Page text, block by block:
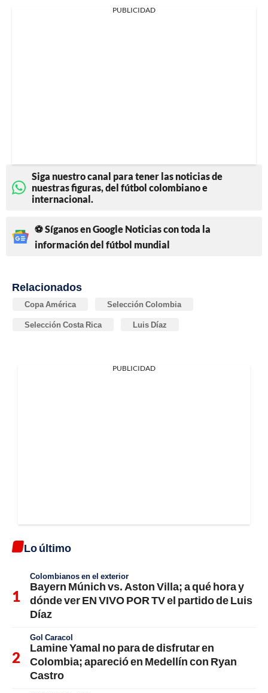
PUBLICIDAD
Siga nuestro canal para tener las noticias de
nuestras figuras, del fútbol colombiano e
internacional.
⚽ Síganos en Google Noticias con toda la
información del fútbol mundial
Relacionados
Copa América Selección Colombia
Selección Costa Rica Luis Díaz
PUBLICIDAD
Lo último
Colombianos en el exterior
Bayern Múnich vs. Aston Villa; a qué hora y
dónde ver EN VIVO POR TV el partido de Luis
Díaz
Gol Caracol
Lamine Yamal no para de disfrutar en
Colombia; apareció en Medellín con Ryan
Castro